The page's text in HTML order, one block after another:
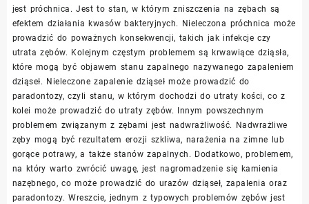
jest próchnica. Jest to stan, w którym zniszczenia na zębach są
efektem działania kwasów bakteryjnych. Nieleczona próchnica może
prowadzić do poważnych konsekwencji, takich jak infekcje czy
utrata zębów. Kolejnym częstym problemem są krwawiące dziąsła,
które mogą być objawem stanu zapalnego nazywanego zapaleniem
dziąseł. Nieleczone zapalenie dziąseł może prowadzić do
paradontozy, czyli stanu, w którym dochodzi do utraty kości, co z
kolei może prowadzić do utraty zębów. Innym powszechnym
problemem związanym z zębami jest nadwrażliwość. Nadwrażliwe
zęby mogą być rezultatem erozji szkliwa, narażenia na zimne lub
gorące potrawy, a także stanów zapalnych. Dodatkowo, problemem,
na który warto zwrócić uwagę, jest nagromadzenie się kamienia
nazębnego, co może prowadzić do urazów dziąseł, zapalenia oraz
paradontozy. Wreszcie, jednym z typowych problemów zębów jest